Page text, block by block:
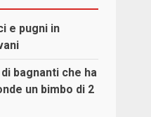
e pugni in
bagnanti che ha
un bimbo di 2